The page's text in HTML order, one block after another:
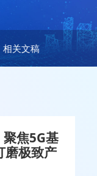
相关文稿
焦5G基
磨极致产